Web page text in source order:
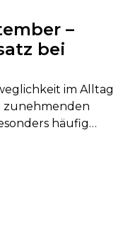
–
bei
im Alltag
zunehmenden
häufig